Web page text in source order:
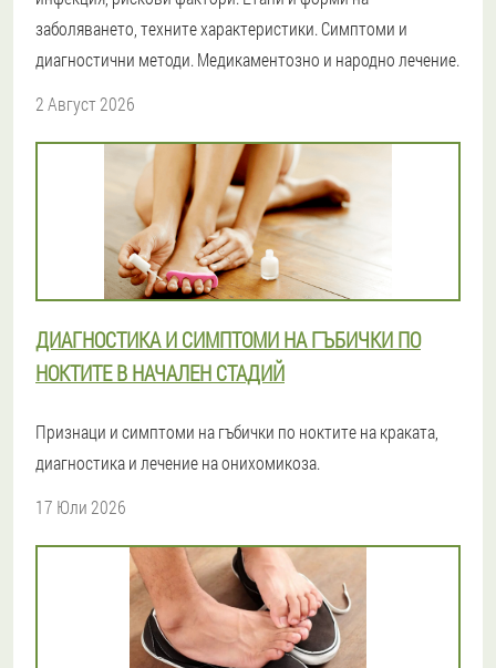
заболяването, техните характеристики. Симптоми и
диагностични методи. Медикаментозно и народно лечение.
2 Август 2026
ДИАГНОСТИКА И СИМПТОМИ НА ГЪБИЧКИ ПО
НОКТИТЕ В НАЧАЛЕН СТАДИЙ
Признаци и симптоми на гъбички по ноктите на краката,
диагностика и лечение на онихомикоза.
17 Юли 2026